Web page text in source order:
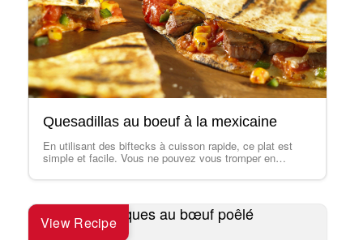
Quesadillas au boeuf à la mexicaine
En utilisant des biftecks à cuisson rapide, ce plat est
simple et facile. Vous ne pouvez vous tromper en
aiment. En été, préparez-les sur la grille.
View Recipe